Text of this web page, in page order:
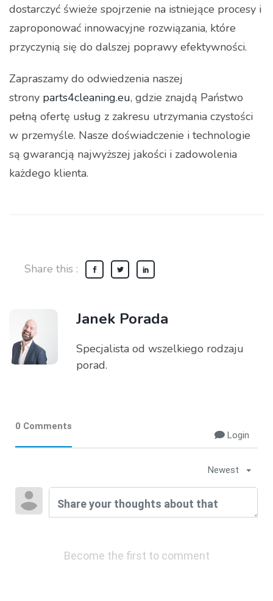
dostarczyć świeże spojrzenie na istniejące procesy i
zaproponować innowacyjne rozwiązania, które
przyczynią się do dalszej poprawy efektywności.
Zapraszamy do odwiedzenia naszej
strony parts4cleaning.eu, gdzie znajdą Państwo
pełną ofertę usług z zakresu utrzymania czystości
w przemyśle. Nasze doświadczenie i technologie
są gwarancją najwyższej jakości i zadowolenia
każdego klienta.
Share this :
Janek Porada
Specjalista od wszelkiego rodzaju
porad.
0 Comments
Login
Newest
Become the first to comment